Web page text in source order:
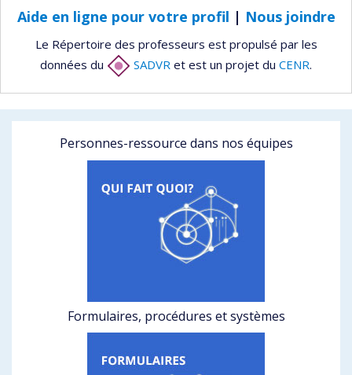
Aide en ligne pour votre profil | Nous joindre
Le Répertoire des professeurs est propulsé par les
données du
SADVR et est un projet du CENR.
Personnes-ressource dans nos équipes
Formulaires, procédures et systèmes